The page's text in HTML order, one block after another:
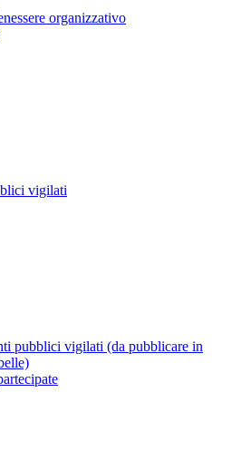
organizzativo
vigilati
pubblici vigilati (da pubblicare in